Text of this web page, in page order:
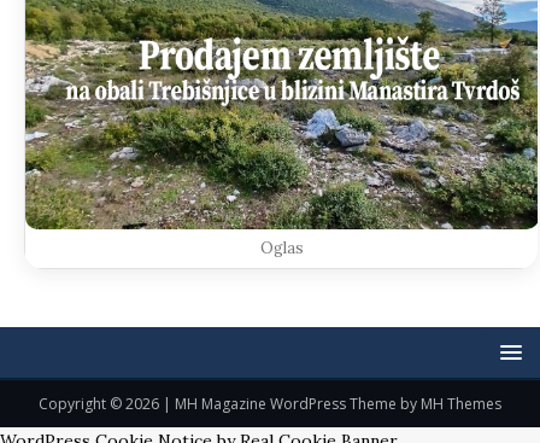
Oglas
Copyright © 2026 | MH Magazine WordPress Theme by MH Themes